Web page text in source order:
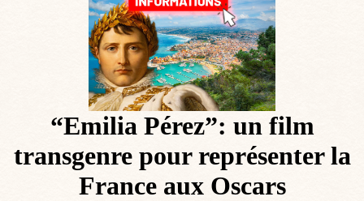
“Emilia Pérez”: un film
transgenre pour représenter la
France aux Oscars